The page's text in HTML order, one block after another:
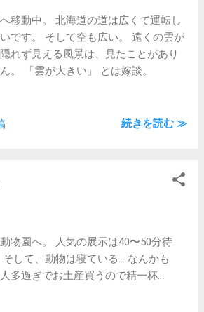
移動中。 北海道の道は広くて運転し
です。 そして空も広い。 遠くの雲が
れず見える風景は、見たことがあり
。 「雲が大きい」 とは嫁談。
続きを読む ≫
物園へ。 人気の展示は40〜50分待
そして、動物は寝ている… なんかも
多過ぎでお土産買うので精一杯…